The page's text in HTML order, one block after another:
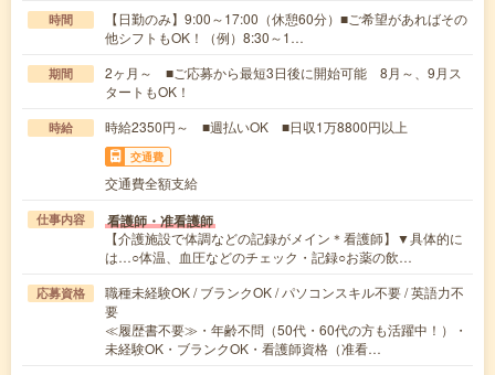
時間
【日勤のみ】9:00～17:00（休憩60分）■ご希望があればその
他シフトもOK！（例）8:30～1…
期間
2ヶ月～ ■ご応募から最短3日後に開始可能 8月～、9月ス
タートもOK！
時給 時給2350円～ ■週払いOK ■日収1万8800円以上
交通費
交通費全額支給
仕事内容 看護師・准看護師
【介護施設で体調などの記録がメイン＊看護師】▼具体的に
は…○体温、血圧などのチェック・記録○お薬の飲…
応募資格
職種未経験OK / ブランクOK / パソコンスキル不要 / 英語力不
要
≪履歴書不要≫・年齢不問（50代・60代の方も活躍中！）・
未経験OK・ブランクOK・看護師資格（准看…